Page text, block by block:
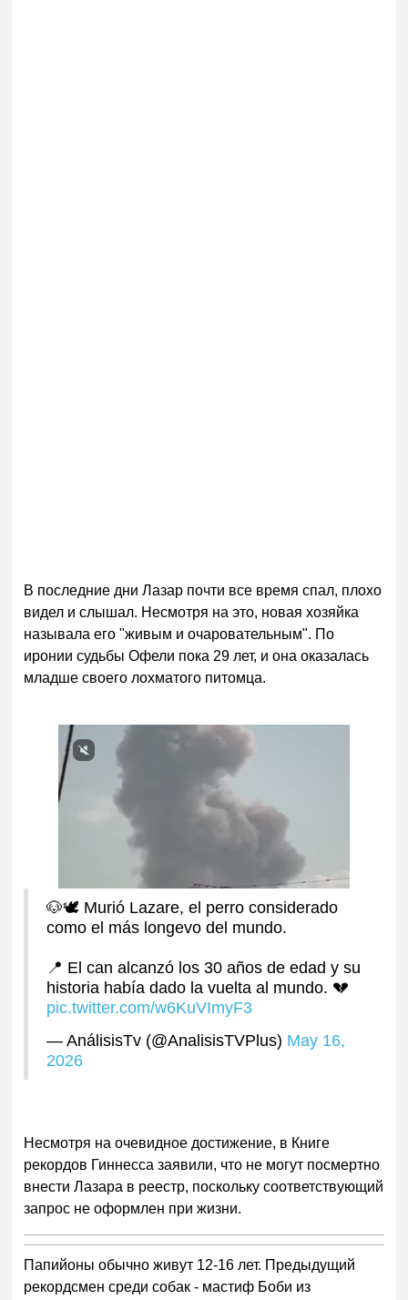
В последние дни Лазар почти все время спал, плохо
видел и слышал. Несмотря на это, новая хозяйка
называла его "живым и очаровательным". По
иронии судьбы Офели пока 29 лет, и она оказалась
младше своего лохматого питомца.
🐶🕊️ Murió Lazare, el perro considerado
como el más longevo del mundo.
📍 El can alcanzó los 30 años de edad y su
historia había dado la vuelta al mundo. 💔
pic.twitter.com/w6KuVImyF3
— AnálisisTv (@AnalisisTVPlus) May 16,
2026
Несмотря на очевидное достижение, в Книге
рекордов Гиннесса заявили, что не могут посмертно
внести Лазара в реестр, поскольку соответствующий
запрос не оформлен при жизни.
Папийоны обычно живут 12-16 лет. Предыдущий
рекордсмен среди собак - мастиф Боби из